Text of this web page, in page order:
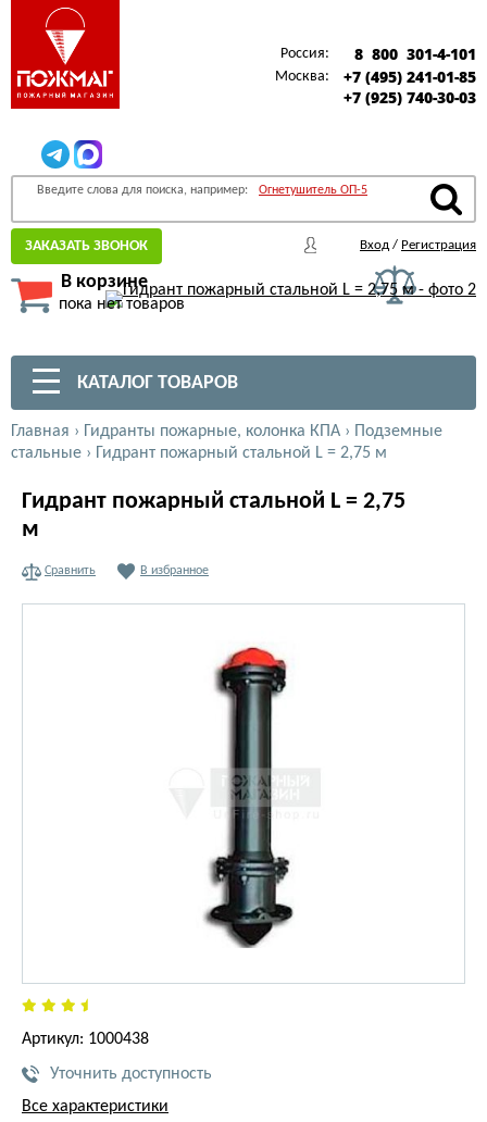
Россия: 8 800 301-4-101
Москва:
+7 (495) 241-01-85
+7 (925) 740-30-03
Введите слова для поиска, например: Огнетушитель ОП-5
ЗАКАЗАТЬ ЗВОНОК Вход / Регистрация
В корзине
пока нет товаров
КАТАЛОГ ТОВАРОВ
Главная › Гидранты пожарные, колонка КПА ›
Подземные
стальные › Гидрант пожарный стальной L = 2,75 м
Гидрант пожарный стальной L = 2,75
м
Сравнить В избранное
Артикул: 1000438
Уточнить доступность
Все характеристики